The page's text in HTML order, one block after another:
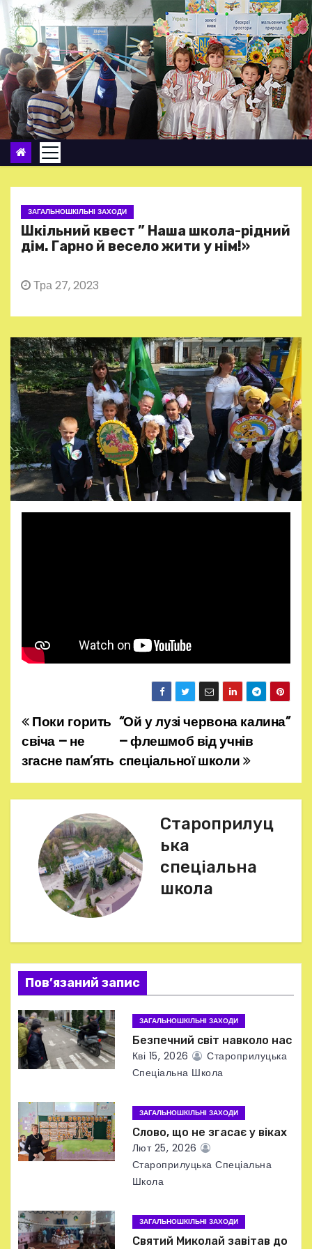
П
р
е
й
т
и
о
ЗАГАЛЬНОШКІЛЬНІ ЗАХОДИ
Шкільний квест ” Наша школа-рідний
дім. Гарно й весело жити у нім!»
Тра 27, 2023
Н
а
в
я
з
а
п
и
с
і
в
“Ой у лузі червона калина”
– флешмоб від учнів
спеціальної школи
Поки горить
свіча – не
згасне пам’ять
Староприлуц
ька
спеціальна
школа
Пов’язаний запис
ЗАГАЛЬНОШКІЛЬНІ ЗАХОДИ
Безпечний світ навколо нас
Кві 15, 2026
Староприлуцька
Спеціальна Школа
ЗАГАЛЬНОШКІЛЬНІ ЗАХОДИ
Слово, що не згасає у віках
Лют 25, 2026
Староприлуцька Спеціальна
Школа
ЗАГАЛЬНОШКІЛЬНІ ЗАХОДИ
Святий Миколай завітав до